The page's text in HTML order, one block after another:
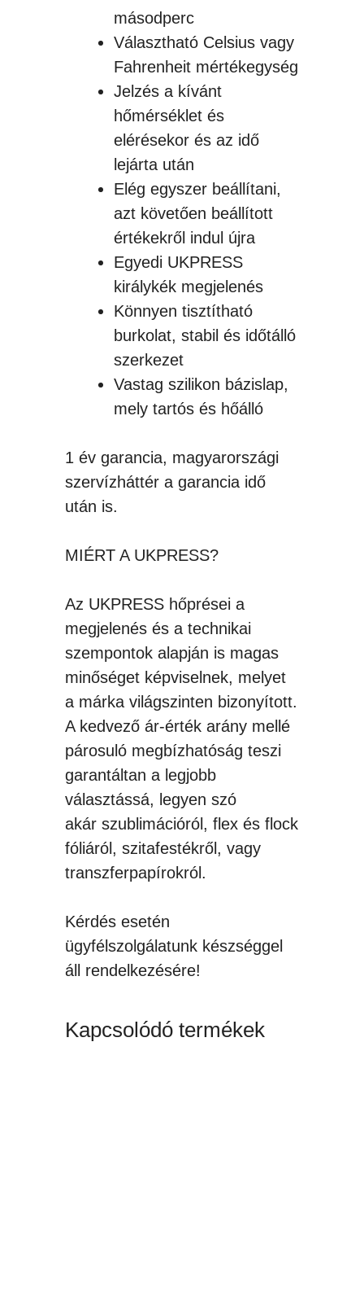
másodperc
Választható Celsius vagy
Fahrenheit mértékegység
Jelzés a kívánt
hőmérséklet és
elérésekor és az idő
lejárta után
Elég egyszer beállítani,
azt követően beállított
értékekről indul újra
Egyedi UKPRESS
királykék megjelenés
Könnyen tisztítható
burkolat, stabil és időtálló
szerkezet
Vastag szilikon bázislap,
mely tartós és hőálló
1 év garancia, magyarországi
szervízháttér a garancia idő
után is.
MIÉRT A UKPRESS?
Az UKPRESS hőprései a
megjelenés és a technikai
szempontok alapján is magas
minőséget képviselnek, melyet
a márka világszinten bizonyított.
A kedvező ár-érték arány mellé
párosuló megbízhatóság teszi
garantáltan a legjobb
választássá, legyen szó
akár szublimációról, flex és flock
fóliáról, szitafestékről, vagy
transzferpapírokról.
Kérdés esetén
ügyfélszolgálatunk készséggel
áll rendelkezésére!
Kapcsolódó termékek